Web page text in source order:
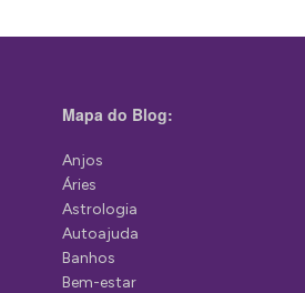
Mapa do Blog:
Anjos
Áries
Astrologia
Autoajuda
Banhos
Bem-estar